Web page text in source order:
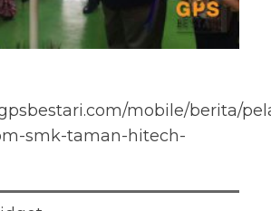
mobile/berita/
smk-taman-hitech-